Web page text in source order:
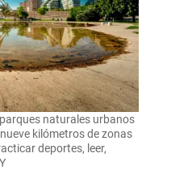
naturales urbanos
kilómetros de zonas
deportes, leer,